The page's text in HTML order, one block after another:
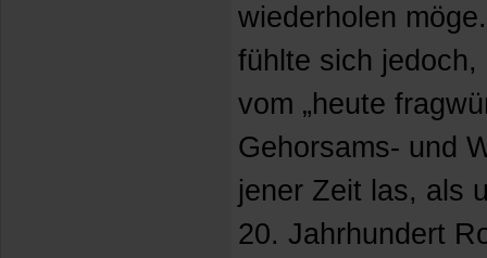
wiederholen
fühlte sich
vom „heute
Gehorsams- und
jener Zeit las, als
20. Jahrhundert